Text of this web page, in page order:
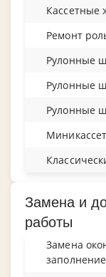
Кассетные
Ремонт
Рулонные
Рулонные
Рулонные
Замена и
работы
Замена